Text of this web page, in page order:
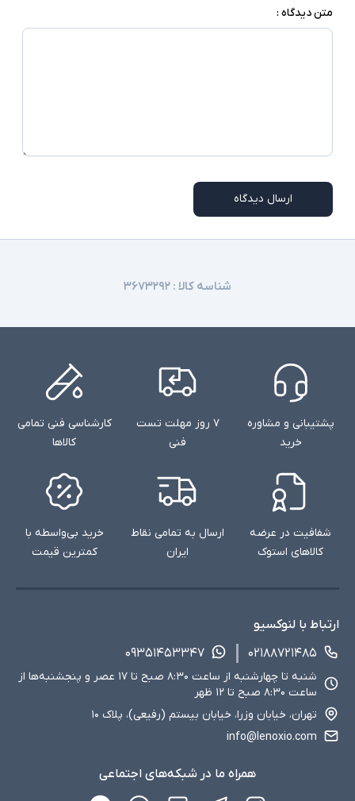
متن دیدگاه :
ارسال دیدگاه
شناسه کالا : ۳۶۷۳۲۹۲
پشتیبانی و مشاوره
خرید
۷ روز مهلت تست
فنی
کارشناسی فنی تمامی
کالاها
شفافیت در عرضه
کالاهای استوک
ارسال به تمامی نقاط
ایران
خرید بی‌واسطه با
کمترین قیمت
ارتباط با لنوکسیو
۰۲۱۸۸۷۲۱۴۸۵
۰۹۳۵۱۴۵۳۳۴۷
شنبه تا چهارشنبه از ساعت ۸:۳۰ صبح تا ۱۷ عصر و پنجشنبه‌ها از
ساعت ۸:۳۰ صبح تا ۱۲ ظهر
تهران، خیابان وزرا، خیابان بیستم (رفیعی)، پلاک ۱۰
info@lenoxio.com
همراه ما در شبکه‌های اجتماعی